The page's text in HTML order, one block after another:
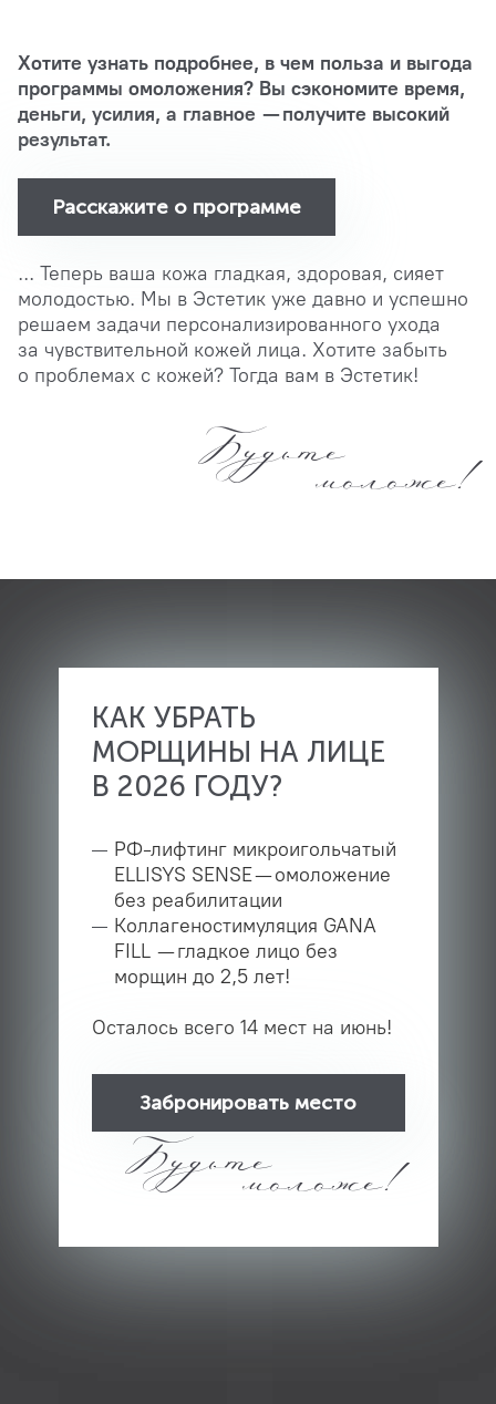
Хотите узнать подробнее, в чем польза и выгода
программы омоложения? Вы сэкономите время,
деньги, усилия, а главное — получите высокий
результат.
Расскажите о программе
... Теперь ваша кожа гладкая, здоровая, сияет
молодостью. Мы в Эстетик уже давно и успешно
решаем задачи персонализированного ухода
за чувствительной кожей лица. Хотите забыть
о проблемах с кожей? Тогда вам в Эстетик!
Будьтемоложе!
КАК УБРАТЬ
МОРЩИНЫ НА ЛИЦЕ
В 2026 ГОДУ?
РФ-лифтинг микроигольчатый
ELLISYS SENSE — омоложение
без реабилитации
Коллагеностимуляция GANA
FILL — гладкое лицо без
морщин до 2,5 лет!
Осталось всего 14 мест на июнь!
Забронировать место
Будьтемоложе!